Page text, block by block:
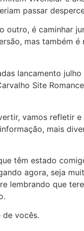
passar
outro, é caminhar
mas também é
vamos refletir
mais
têm estado
agora, seja
lembrando que
de vocês.